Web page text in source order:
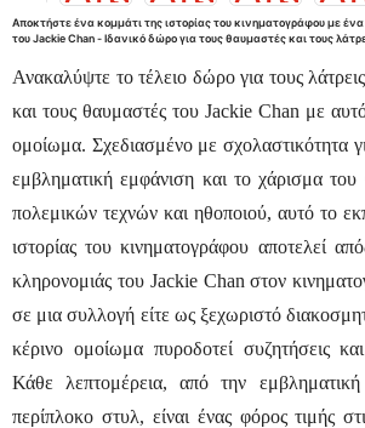
Αποκτήστε ένα κομμάτι της ιστορίας του κινηματογράφου με
του Jackie Chan - Ιδανικό δώρο για τους θαυμαστές και τους
Ανακαλύψτε το τέλειο δώρο για τους
και τους θαυμαστές του Jackie Chan με
ομοίωμα. Σχεδιασμένο με σχολαστικότητα
εμβληματική εμφάνιση και το χάρισμα του
πολεμικών τεχνών και ηθοποιού, αυτό το
ιστορίας του κινηματογράφου αποτελεί
κληρονομιάς του Jackie Chan στον
σε μια συλλογή είτε ως ξεχωριστό
κέρινο ομοίωμα πυροδοτεί συζητήσεις
Κάθε λεπτομέρεια, από την
περίπλοκο στυλ, είναι ένας φόρος τιμής